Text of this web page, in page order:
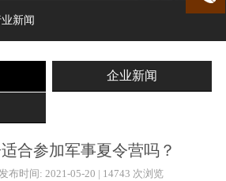
新闻
企业新闻
合参加军事夏令营吗？
布时间: 2021-05-20 | 14743 次浏览